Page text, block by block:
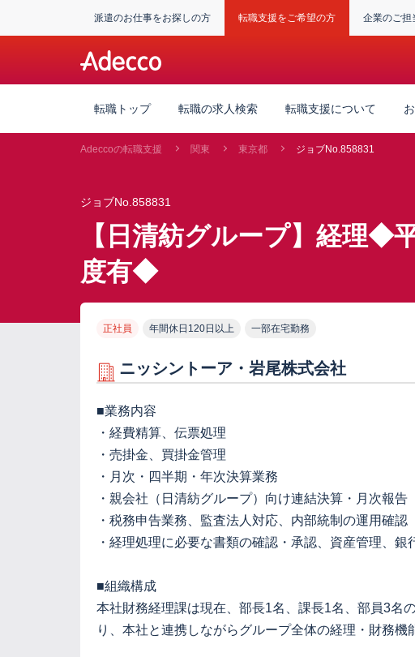
派遣のお仕事をお探しの方 転職支援をご希望の方 企業のご担
転職トップ 転職の求人検索 転職支援について
Adeccoの転職支援 関東 東京都 ジョブNo.858831
ジョブNo.858831
【日清紡グループ】経理◆
度有◆
正社員 年間休日120日以上 一部在宅勤務
ニッシントーア・岩尾株式会社
■業務内容
・経費精算、伝票処理
・売掛金、買掛金管理
・月次・四半期・年次決算業務
・親会社（日清紡グループ）向け連結決算・月次報告
・税務申告業務、監査法人対応、内部統制の運用確認
・経理処理に必要な書類の確認・承認、資産管理、銀
■組織構成
本社財務経理課は現在、部長1名、課長1名、部員3名
り、本社と連携しながらグループ全体の経理・財務機